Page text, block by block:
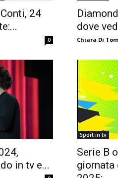
24
0
dove
Chiara Di
in tv e...
Sport in tv
Serie B
giornata